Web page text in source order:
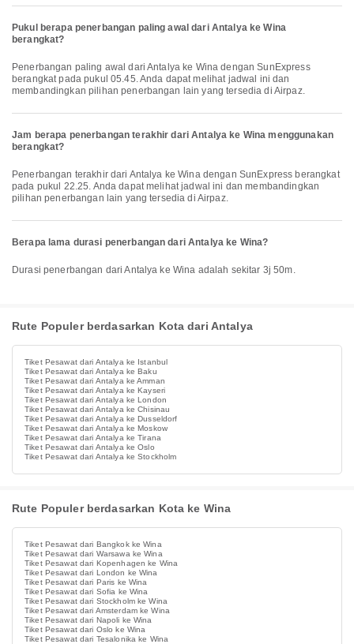
Pukul berapa penerbangan paling awal dari Antalya ke Wina
berangkat?
Penerbangan paling awal dari Antalya ke Wina dengan SunExpress
berangkat pada pukul 05.45. Anda dapat melihat jadwal ini dan
membandingkan pilihan penerbangan lain yang tersedia di Airpaz.
Jam berapa penerbangan terakhir dari Antalya ke Wina menggunakan
berangkat?
Penerbangan terakhir dari Antalya ke Wina dengan SunExpress berangkat
pada pukul 22.25. Anda dapat melihat jadwal ini dan membandingkan
pilihan penerbangan lain yang tersedia di Airpaz.
Berapa lama durasi penerbangan dari Antalya ke Wina?
Durasi penerbangan dari Antalya ke Wina adalah sekitar 3j 50m.
Rute Populer berdasarkan Kota dari Antalya
Tiket Pesawat dari Antalya ke Istanbul
Tiket Pesawat dari Antalya ke Baku
Tiket Pesawat dari Antalya ke Amman
Tiket Pesawat dari Antalya ke Kayseri
Tiket Pesawat dari Antalya ke London
Tiket Pesawat dari Antalya ke Chisinau
Tiket Pesawat dari Antalya ke Dusseldorf
Tiket Pesawat dari Antalya ke Moskow
Tiket Pesawat dari Antalya ke Tirana
Tiket Pesawat dari Antalya ke Oslo
Tiket Pesawat dari Antalya ke Stockholm
Rute Populer berdasarkan Kota ke Wina
Tiket Pesawat dari Bangkok ke Wina
Tiket Pesawat dari Warsawa ke Wina
Tiket Pesawat dari Kopenhagen ke Wina
Tiket Pesawat dari London ke Wina
Tiket Pesawat dari Paris ke Wina
Tiket Pesawat dari Sofia ke Wina
Tiket Pesawat dari Stockholm ke Wina
Tiket Pesawat dari Amsterdam ke Wina
Tiket Pesawat dari Napoli ke Wina
Tiket Pesawat dari Oslo ke Wina
Tiket Pesawat dari Tesalonika ke Wina